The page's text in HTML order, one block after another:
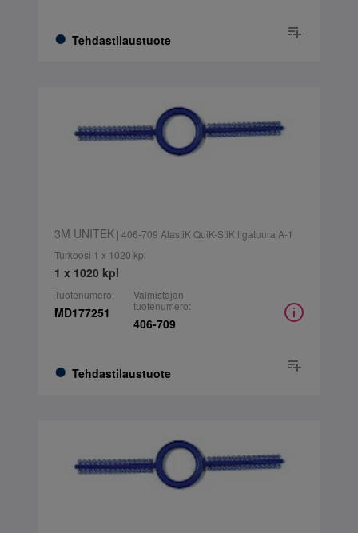
Tehdastilaustuote
3M UNITEK| 406-709 AlastiK QuiK-StiK ligatuura A-1
Turkoosi 1 x 1020 kpl
1 x 1020 kpl
Tuotenumero:
MD177251
Tehdastilaustuote
Valmistajan
tuotenumero:
406-709